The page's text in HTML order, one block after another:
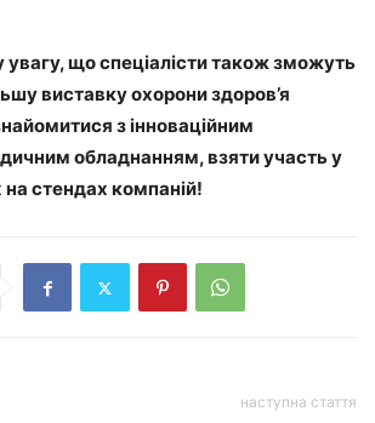
що спеціалісти також зможуть
виставку охорони здоров’я
з інноваційним
обладнанням, взяти участь у
стендах компаній!
наступна стаття